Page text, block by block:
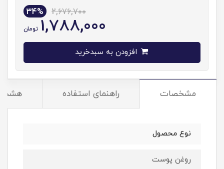
2,676,700
34%
1,788,000 تومان
مشخصات راهنمای استفاده
نوع محصول
روغن پوست